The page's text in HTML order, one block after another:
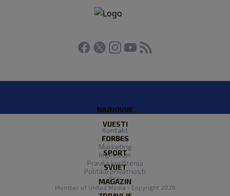
NAJNOVIJE
VIJESTI
FORBES
SPORT
SVIJET
MAGAZIN
Kontakt
O nama
Marketing
Impresum
Pravila korištenja
Politika privatnosti
RSS
Member of United Media - Copyright 2026